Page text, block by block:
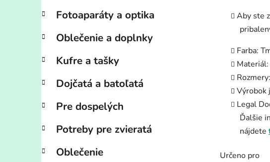
Fotoaparáty a optika
Oblečenie a doplnky
Kufre a tašky
Dojčatá a batoľatá
Pre dospelých
Potreby pre zvieratá
Oblečenie
Aby ste
Farba:
Materiál:
Výrobok
Legal
Ďalšie
nájdete
Určeno pro